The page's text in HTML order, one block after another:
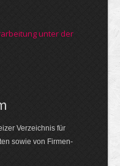
unter der
Verzeichnis für
sowie von Firmen­